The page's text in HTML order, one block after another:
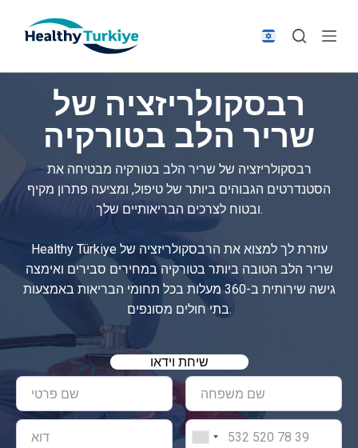
p
n
רבסקולריזציה של
שריר הלב בטורקיה
רבסקולריזציה של שריר הלב בטורקיה מבטיחה את
הסטנדרטים הגבוהים ביותר של טיפול, ומציעה פתרון מקיף
ובטוח לצרכים הבריאותיים שלך.
Healthy Türkiye עוזרת לך למצוא את הרבסקולריזציה של
שריר הלב הטובה ביותר בטורקיה במחירים סבירים ואימצה
גישה שירותית ב-360 מעלות בכל תחומי הבריאות באמצעות
בתי חולים מסונפים.
שיחת וידאו